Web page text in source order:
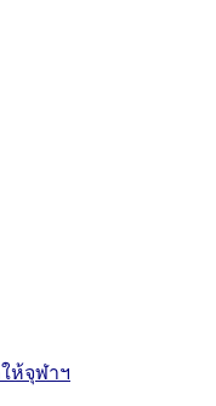
ห้จุฬาฯ